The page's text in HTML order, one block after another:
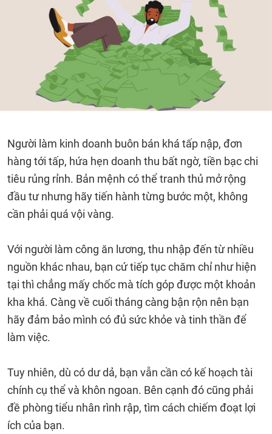
Người làm kinh doanh buôn bán khá tấp nập, đơn
hàng tới tấp, hứa hẹn doanh thu bất ngờ, tiền bạc chi
tiêu rủng rỉnh. Bản mệnh có thể tranh thủ mở rộng
đầu tư nhưng hãy tiến hành từng bước một, không
cần phải quá vội vàng.
Với người làm công ăn lương, thu nhập đến từ nhiều
nguồn khác nhau, bạn cứ tiếp tục chăm chỉ như hiện
tại thì chẳng mấy chốc mà tích góp được một khoản
kha khá. Càng về cuối tháng càng bận rộn nên bạn
hãy đảm bảo mình có đủ sức khỏe và tinh thần để
làm việc.
Tuy nhiên, dù có dư dả, bạn vẫn cần có kế hoạch tài
chính cụ thể và khôn ngoan. Bên cạnh đó cũng phải
đề phòng tiểu nhân rình rập, tìm cách chiếm đoạt lợi
ích của bạn.